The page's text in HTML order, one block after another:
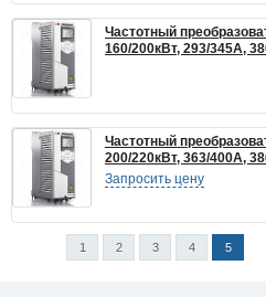
Частотный
160/200кВт, 293/345А,
Частотный
200/220кВт, 363/400А,
Запросить цену
1 2 3 4 5